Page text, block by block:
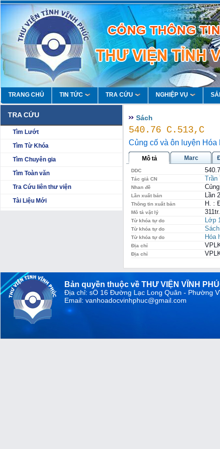
TRANG CHỦ TIN TỨC TRA CỨU NGHIỆP VỤ
TRA CỨU
Tìm Lướt
Tìm Từ Khóa
Tìm Chuyên gia
Tìm Toàn văn
Tra Cứu liên thư viện
Tài Liệu Mới
Sách
540.76 C.513,C
Củng cố và ôn luyện Hóa
Mô tả Marc
DDC
Tác giả CN Trần
Nhan đề
Lần xuất bản Lần 2
Thông tin xuất bản H. :
Mô tả vật lý
Từ khóa tự do Lớp
Từ khóa tự do
Từ khóa tự do Hóa
Địa chỉ
Địa chỉ
Bản quyền thuộc về THƯ VIỆN VĨNH
Địa chỉ: sỐ 16 Đường Lạc Long Quân - Phường
Email: vanhoadocvinhphuc@gmail.com